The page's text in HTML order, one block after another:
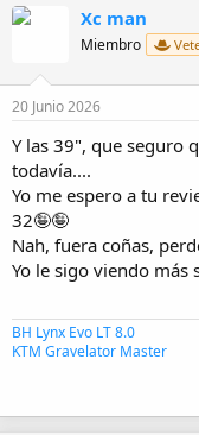
Y Thomus que la va a
limitada!!!
Xc man
Miembro
20 Junio 2026
Y las 39", que seguro
todavía....
Yo me espero a tu
32🤪🤪
Nah, fuera coñas,
Yo le sigo viendo más
BH Lynx Evo LT 8.0
KTM Gravelator Master